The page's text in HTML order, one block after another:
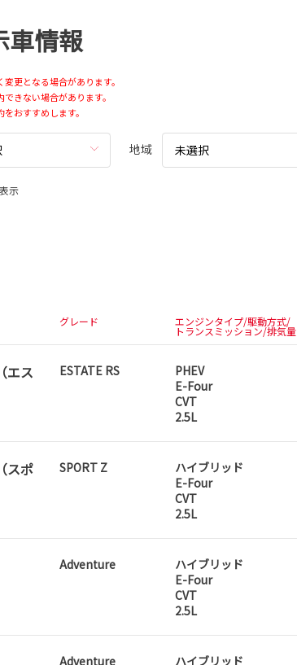
車情報
更となる場合があります。
きない場合があります。
おすすめします。
地域 未選択
示
グレード エンジンタイプ/駆動方式/
トランスミッション/排気量
エス
ESTATE RS
PHEV
E-Four
CVT
2.5L
スポ
SPORT Z
ハイブリッド
E-Four
CVT
2.5L
Adventure
ハイブリッド
E-Four
CVT
2.5L
Adventure ハイブリッド